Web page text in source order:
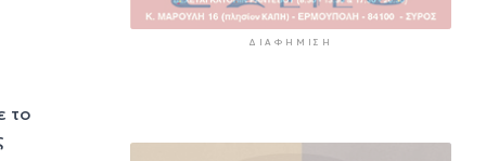
το
ΔΙΑΦΉΜΙΣΗ